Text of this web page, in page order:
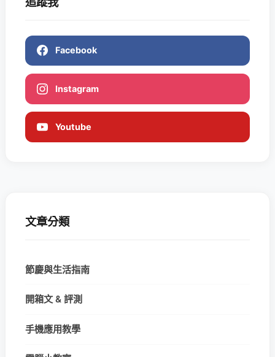
Facebook
Instagram
Youtube
文章分類
節慶與生活指南
開箱文 & 評測
手機應用教學